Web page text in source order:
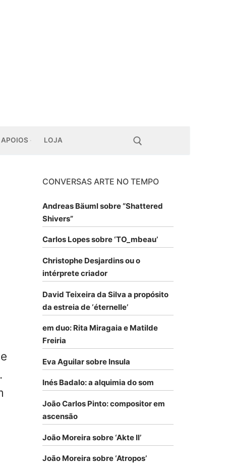
APOIOS LOJA
CONVERSAS ARTE NO TEMPO
Andreas Bäuml sobre “Shattered
Shivers”
Carlos Lopes sobre ‘TO_mbeau’
Christophe Desjardins ou o
intérprete criador
David Teixeira da Silva a propósito
da estreia de ‘éternelle’
em duo: Rita Miragaia e Matilde
Freiria
Eva Aguilar sobre Insula
Inés Badalo: a alquimia do som
João Carlos Pinto: compositor em
ascensão
João Moreira sobre ‘Akte II’
João Moreira sobre ‘Atropos’